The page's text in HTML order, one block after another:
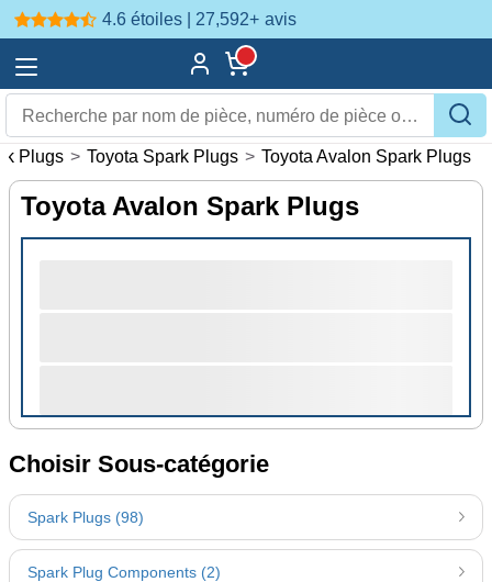
4.6 étoiles | 27,592+ avis
Plugs > Toyota Spark Plugs > Toyota Avalon Spark Plugs
Toyota Avalon Spark Plugs
Choisir Sous-catégorie
Spark Plugs (98)
Spark Plug Components (2)